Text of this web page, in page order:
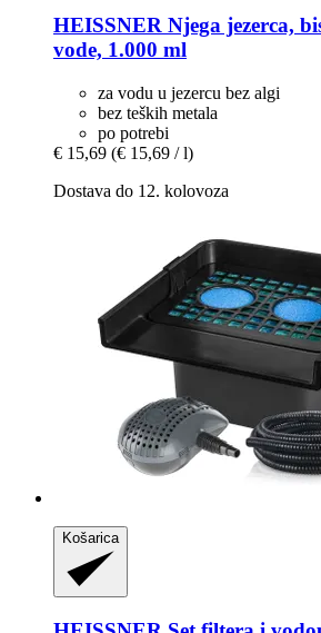
HEISSNER Njega jezerca,
vode, 1.000 ml
za vodu u jezercu bez algi
bez teških metala
po potrebi
€ 15,69 (€ 15,69 / l)
Dostava do 12. kolovoza
Košarica